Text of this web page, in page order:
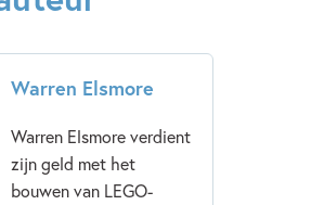
Warren Elsmore
Warren Elsmore verdient
zijn geld met het
bouwen van LEGO-